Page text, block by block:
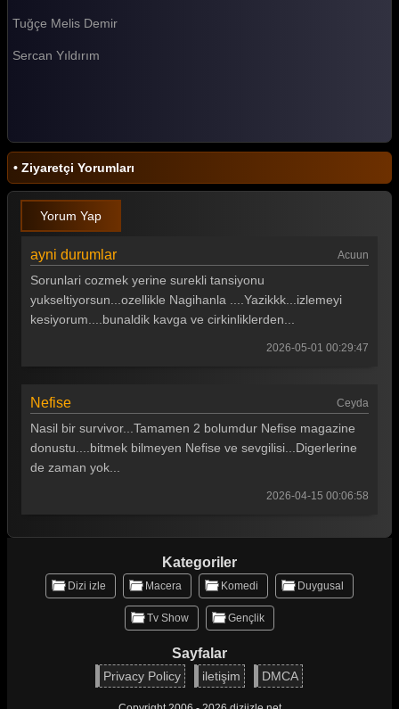
Survivor 2026 64. Bölüm
Survivor 2026 63. Bölüm
Survivor 2026 60. Bölüm
Survivor 2026 59. Bölüm
Survivor 2026 58. Bölüm
Survivor 2026 57. Bölüm
Survivor 2026 56. Bölüm
Survivor 2026 55. Bölüm
Survivor 2026 52. Bölüm
Survivor 2026 51. Bölüm
Survivor 2026 50. Bölüm
Survivor 2026 48. Bölüm
Survivor 2026 47. Bölüm
Survivor 2026 46. Bölüm
Survivor 2026 45. Bölüm
Survivor 2026 44. Bölüm
Tuğçe Melis Demir
Sercan Yıldırım
• Ziyaretçi Yorumları
Yorum Yap
ayni durumlar Acuun
Sorunlari cozmek yerine surekli tansiyonu
yukseltiyorsun...ozellikle Nagihanla ....Yazikkk...izlemeyi
kesiyorum....bunaldik kavga ve cirkinliklerden...
2026-05-01 00:29:47
Nefise Ceyda
Nasil bir survivor...Tamamen 2 bolumdur Nefise magazine
donustu....bitmek bilmeyen Nefise ve sevgilisi...Digerlerine
de zaman yok...
2026-04-15 00:06:58
Kategoriler
Dizi izle Macera Komedi Duygusal
Tv Show Gençlik
Sayfalar
Privacy Policy iletişim DMCA